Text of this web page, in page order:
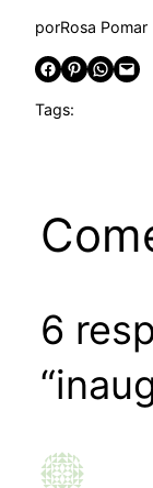
porRosa Pomar
Share on Facebook Share on Pinterest Share on WhatsApp Email this Page
Tags:
6